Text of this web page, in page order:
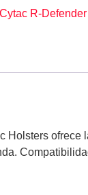
Cytac R-
Holsters ofrece